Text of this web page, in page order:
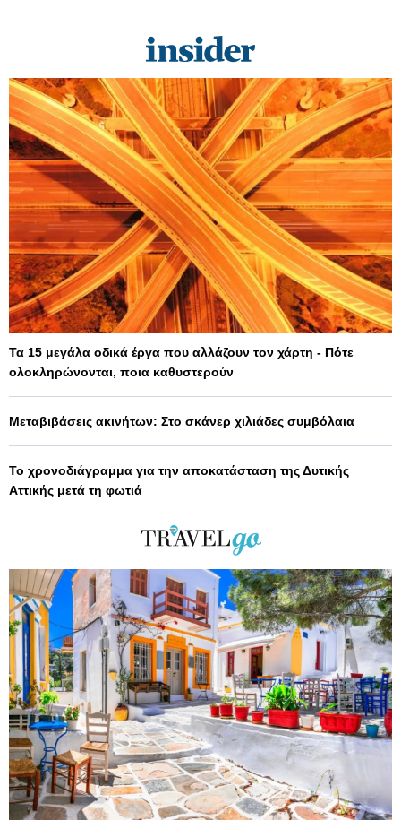
Τα 15 μεγάλα οδικά έργα που αλλάζουν τον χάρτη - Πότε
ολοκληρώνονται, ποια καθυστερούν
Μεταβιβάσεις ακινήτων: Στο σκάνερ χιλιάδες συμβόλαια
Το χρονοδιάγραμμα για την αποκατάσταση της Δυτικής
Αττικής μετά τη φωτιά